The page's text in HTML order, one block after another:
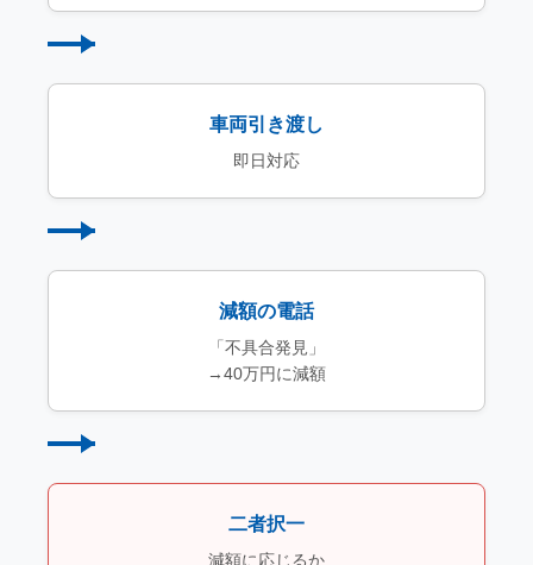
車両引き渡し
即日対応
減額の電話
「不具合発見」
→40万円に減額
二者択一
減額に応じるか